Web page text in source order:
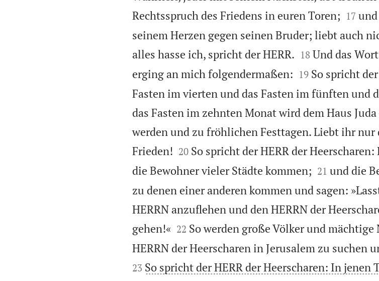
Rechtsspruch des Friedens in euren Toren;
17
seinem Herzen gegen seinen Bruder; liebt auch
alles hasse ich, spricht der HERR.
18 Und das
erging an mich folgendermaßen:
19 So spricht
Fasten im vierten und das Fasten im fünften und
das Fasten im zehnten Monat wird dem Haus
werden und zu fröhlichen Festtagen. Liebt ihr
Frieden!
20 So spricht der HERR der
die Bewohner vieler Städte kommen;
21 und die
zu denen einer anderen kommen und sagen:
HERRN anzuflehen und den HERRN der
gehen!«
22 So werden große Völker und
HERRN der Heerscharen in Jerusalem zu suchen
23 So spricht der HERR der Heerscharen: In jenen